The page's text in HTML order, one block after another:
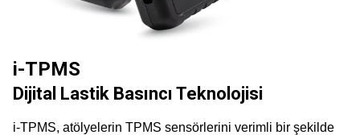
i-TPMS
Dijital Lastik Basıncı Teknolojisi
i-TPMS, atölyelerin TPMS sensörlerini verimli bir şekilde